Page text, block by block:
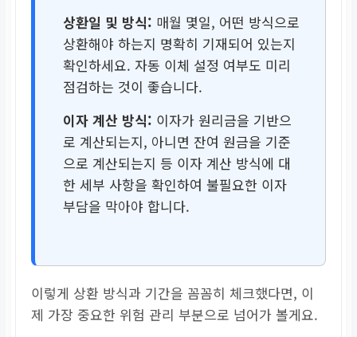
만기일시상환
월 상환액 부담이 적음
이 큼
상환일 및 방식: 매월 몇일, 어떤 방식으로
상환해야 하는지 명확히 기재되어 있는지
확인하세요. 자동 이체 설정 여부도 미리
점검하는 것이 좋습니다.
이자 계산 방식: 이자가 원리금을 기반으
로 계산되는지, 아니면 잔여 원금을 기준
으로 계산되는지 등 이자 계산 방식에 대
한 세부 사항을 확인하여 불필요한 이자
부담을 막아야 합니다.
이렇게 상환 방식과 기간을 꼼꼼히 체크했다면, 이
제 가장 중요한 위험 관리 부분으로 넘어가 볼게요.